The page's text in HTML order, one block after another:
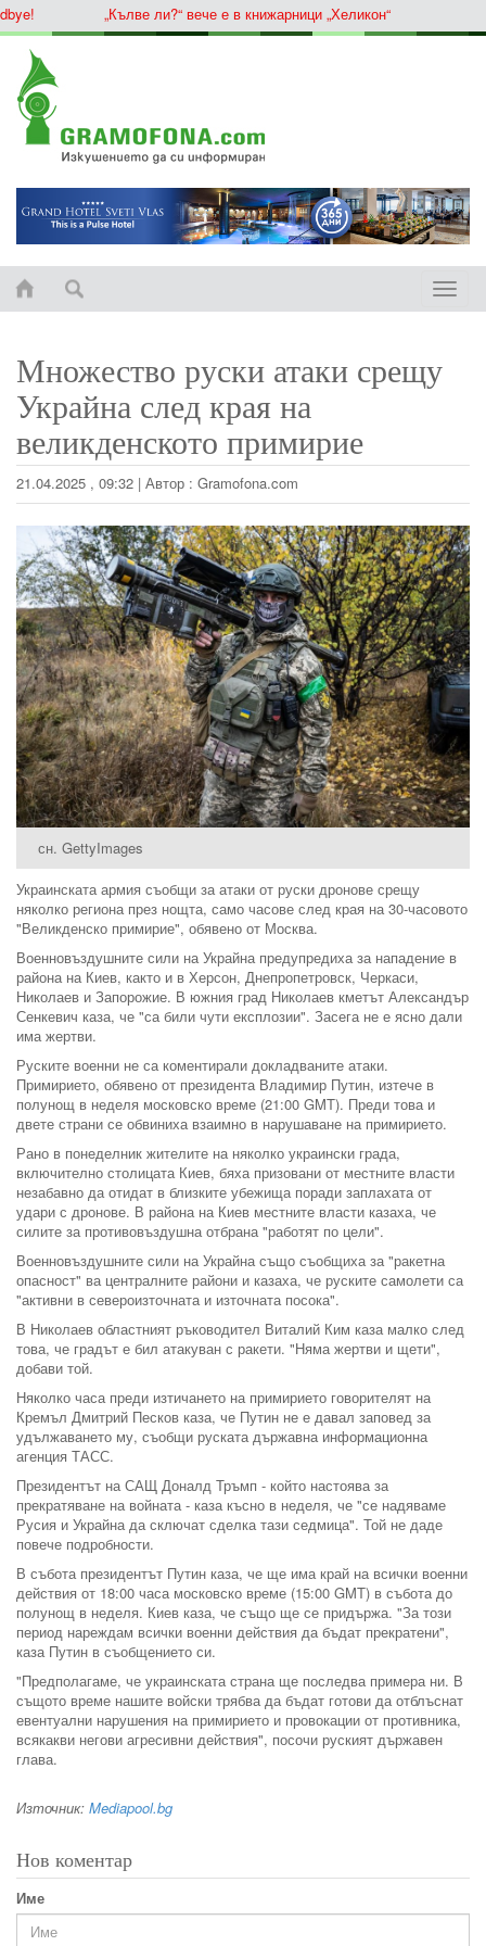
„Кълве ли?“ вече е в книжарници „Хеликон“
Toggle
Множество руски атаки срещу
Украйна след края на
великденското примирие
21.04.2025 , 09:32 | Автор : Gramofona.com
сн. GettyImages
Украинската армия съобщи за атаки от руски дронове срещу
няколко региона през нощта, само часове след края на 30-часовото
"Великденско примирие", обявено от Москва.
Военновъздушните сили на Украйна предупредиха за нападение в
района на Киев, както и в Херсон, Днепропетровск, Черкаси,
Николаев и Запорожие. В южния град Николаев кметът Александър
Сенкевич каза, че "са били чути експлозии". Засега не е ясно дали
има жертви.
Руските военни не са коментирали докладваните атаки.
Примирието, обявено от президента Владимир Путин, изтече в
полунощ в неделя московско време (21:00 GMT). Преди това и
двете страни се обвиниха взаимно в нарушаване на примирието.
Рано в понеделник жителите на няколко украински града,
включително столицата Киев, бяха призовани от местните власти
незабавно да отидат в близките убежища поради заплахата от
удари с дронове. В района на Киев местните власти казаха, че
силите за противовъздушна отбрана "работят по цели".
Военновъздушните сили на Украйна също съобщиха за "ракетна
опасност" ва централните райони и казаха, че руските самолети са
"активни в североизточната и източната посока".
В Николаев областният ръководител Виталий Ким каза малко след
това, че градът е бил атакуван с ракети. "Няма жертви и щети",
добави той.
Няколко часа преди изтичането на примирието говорителят на
Кремъл Дмитрий Песков каза, че Путин не е давал заповед за
удължаването му, съобщи руската държавна информационна
агенция ТАСС.
Президентът на САЩ Доналд Тръмп - който настоява за
прекратяване на войната - каза късно в неделя, че "се надяваме
Русия и Украйна да сключат сделка тази седмица". Той не даде
повече подробности.
В събота президентът Путин каза, че ще има край на всички военни
действия от 18:00 часа московско време (15:00 GMT) в събота до
полунощ в неделя. Киев каза, че също ще се придържа. "За този
период нареждам всички военни действия да бъдат прекратени",
каза Путин в съобщението си.
"Предполагаме, че украинската страна ще последва примера ни. В
същото време нашите войски трябва да бъдат готови да отблъснат
евентуални нарушения на примирието и провокации от противника,
всякакви негови агресивни действия", посочи руският държавен
глава.
Източник: Mediapool.bg
Нов коментар
Име